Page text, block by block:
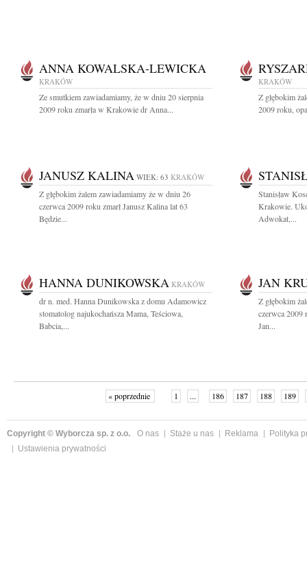
ANNA KOWALSKA-LEWICKA
KRAKÓW
Ze smutkiem zawiadamiamy, że w dniu 20 sierpnia
2009 roku zmarła w Krakowie dr Anna...
KRAKÓW
Z głębokim
2009 roku,
JANUSZ KALINA WIEK: 63 KRAKÓW
Z głębokim żalem zawiadamiamy że w dniu 26
czerwca 2009 roku zmarł Janusz Kalina lat 63
Będzie...
Stanisław
Krakowie.
Adwokat,...
HANNA DUNIKOWSKA KRAKÓW
dr n. med. Hanna Dunikowska z domu Adamowicz
stomatolog najukochańsza Mama, Teściowa,
Babcia,...
JAN
Z głębokim
czerwca 2009
Jan...
« poprzednie 1 ... 186 187 188 189
Copyright © Wyborcza sp. z o.o. O nas Staże u nas Reklama
Polityka
Ustawienia prywatności